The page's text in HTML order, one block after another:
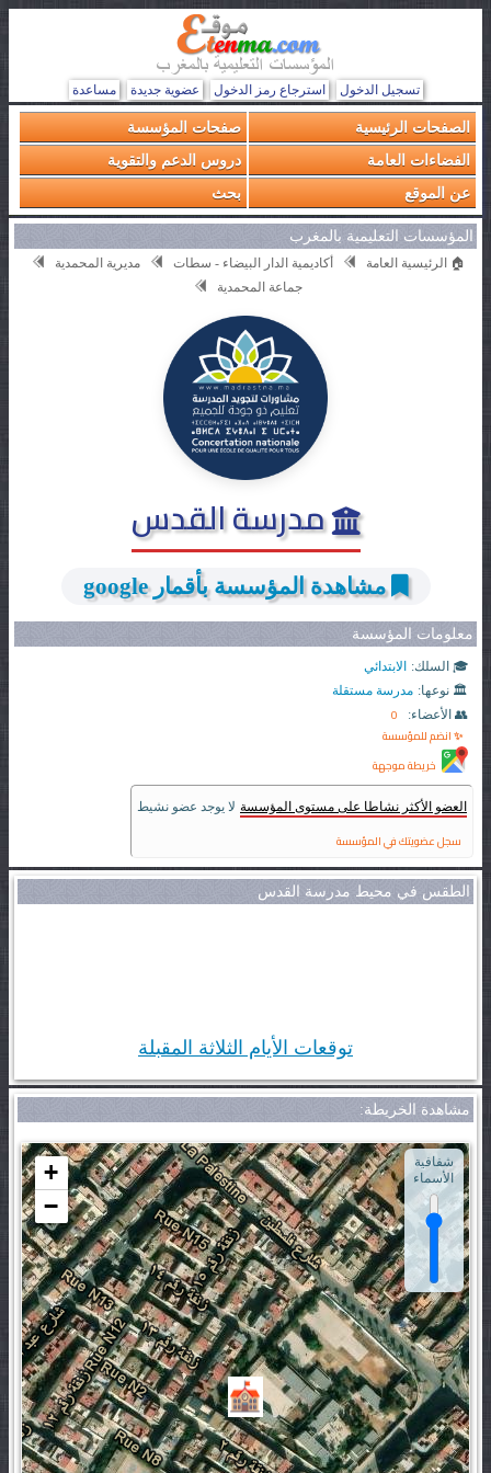
تسجيل الدخول استرجاع رمز الدخول عضوية جديدة مساعدة
الصفحات الرئيسية
صفحات المؤسسة
الفضاءات العامة
دروس الدعم والتقوية
عن الموقع
بحث
المؤسسات التعليمية بالمغرب
🏠 الرئيسية العامة أكاديمية الدار البيضاء - سطات
مديرية المحمدية
جماعة المحمدية
مدرسة القدس
مشاهدة المؤسسة بأقمار google
معلومات المؤسسة
🎓 السلك: الابتدائي
🏛️ نوعها: مدرسة مستقلة
👥 الأعضاء:
0
✨ انضم للمؤسسة
خريطة موجهة
العضو الأكثر نشاطا على مستوى المؤسسة لا يوجد عضو نشيط
سجل عضويتك في المؤسسة
الطقس في محيط مدرسة القدس
توقعات الأيام الثلاثة المقبلة
مشاهدة الخريطة:
شفافية
الأسماء
+
−